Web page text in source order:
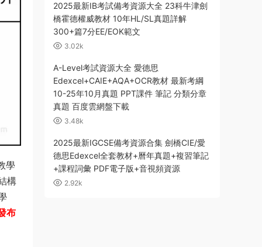
學
構
布
2025最新IB考試備考資源大全 23科牛津劍
橋霍德權威教材 10年HL/SL真題詳解
300+篇7分EE/EOK範文
3.02k
A-Level考試資源大全 愛德思
Edexcel+CAIE+AQA+OCR教材 最新考綱
10-25年10月真題 PPT課件 筆記 分類分章
真題 百度雲網盤下載
3.48k
2025最新IGCSE備考資源合集 劍橋CIE/愛
德思Edexcel全套教材+曆年真題+複習筆記
+課程詞彙 PDF電子版+音視頻資源
2.92k